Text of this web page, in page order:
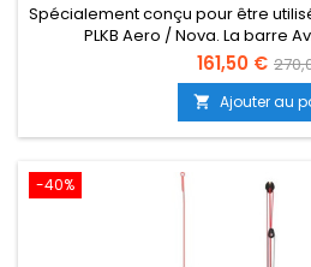
Spécialement conçu pour être
PLKB Aero / Nova. La barre
fonctionnalités «spécifiques à
permettre de maximiser la sortie
d'un système de trim à double
une corde de trim. Cela
puissance précis
161,50 €
 Ajouter au
-40%